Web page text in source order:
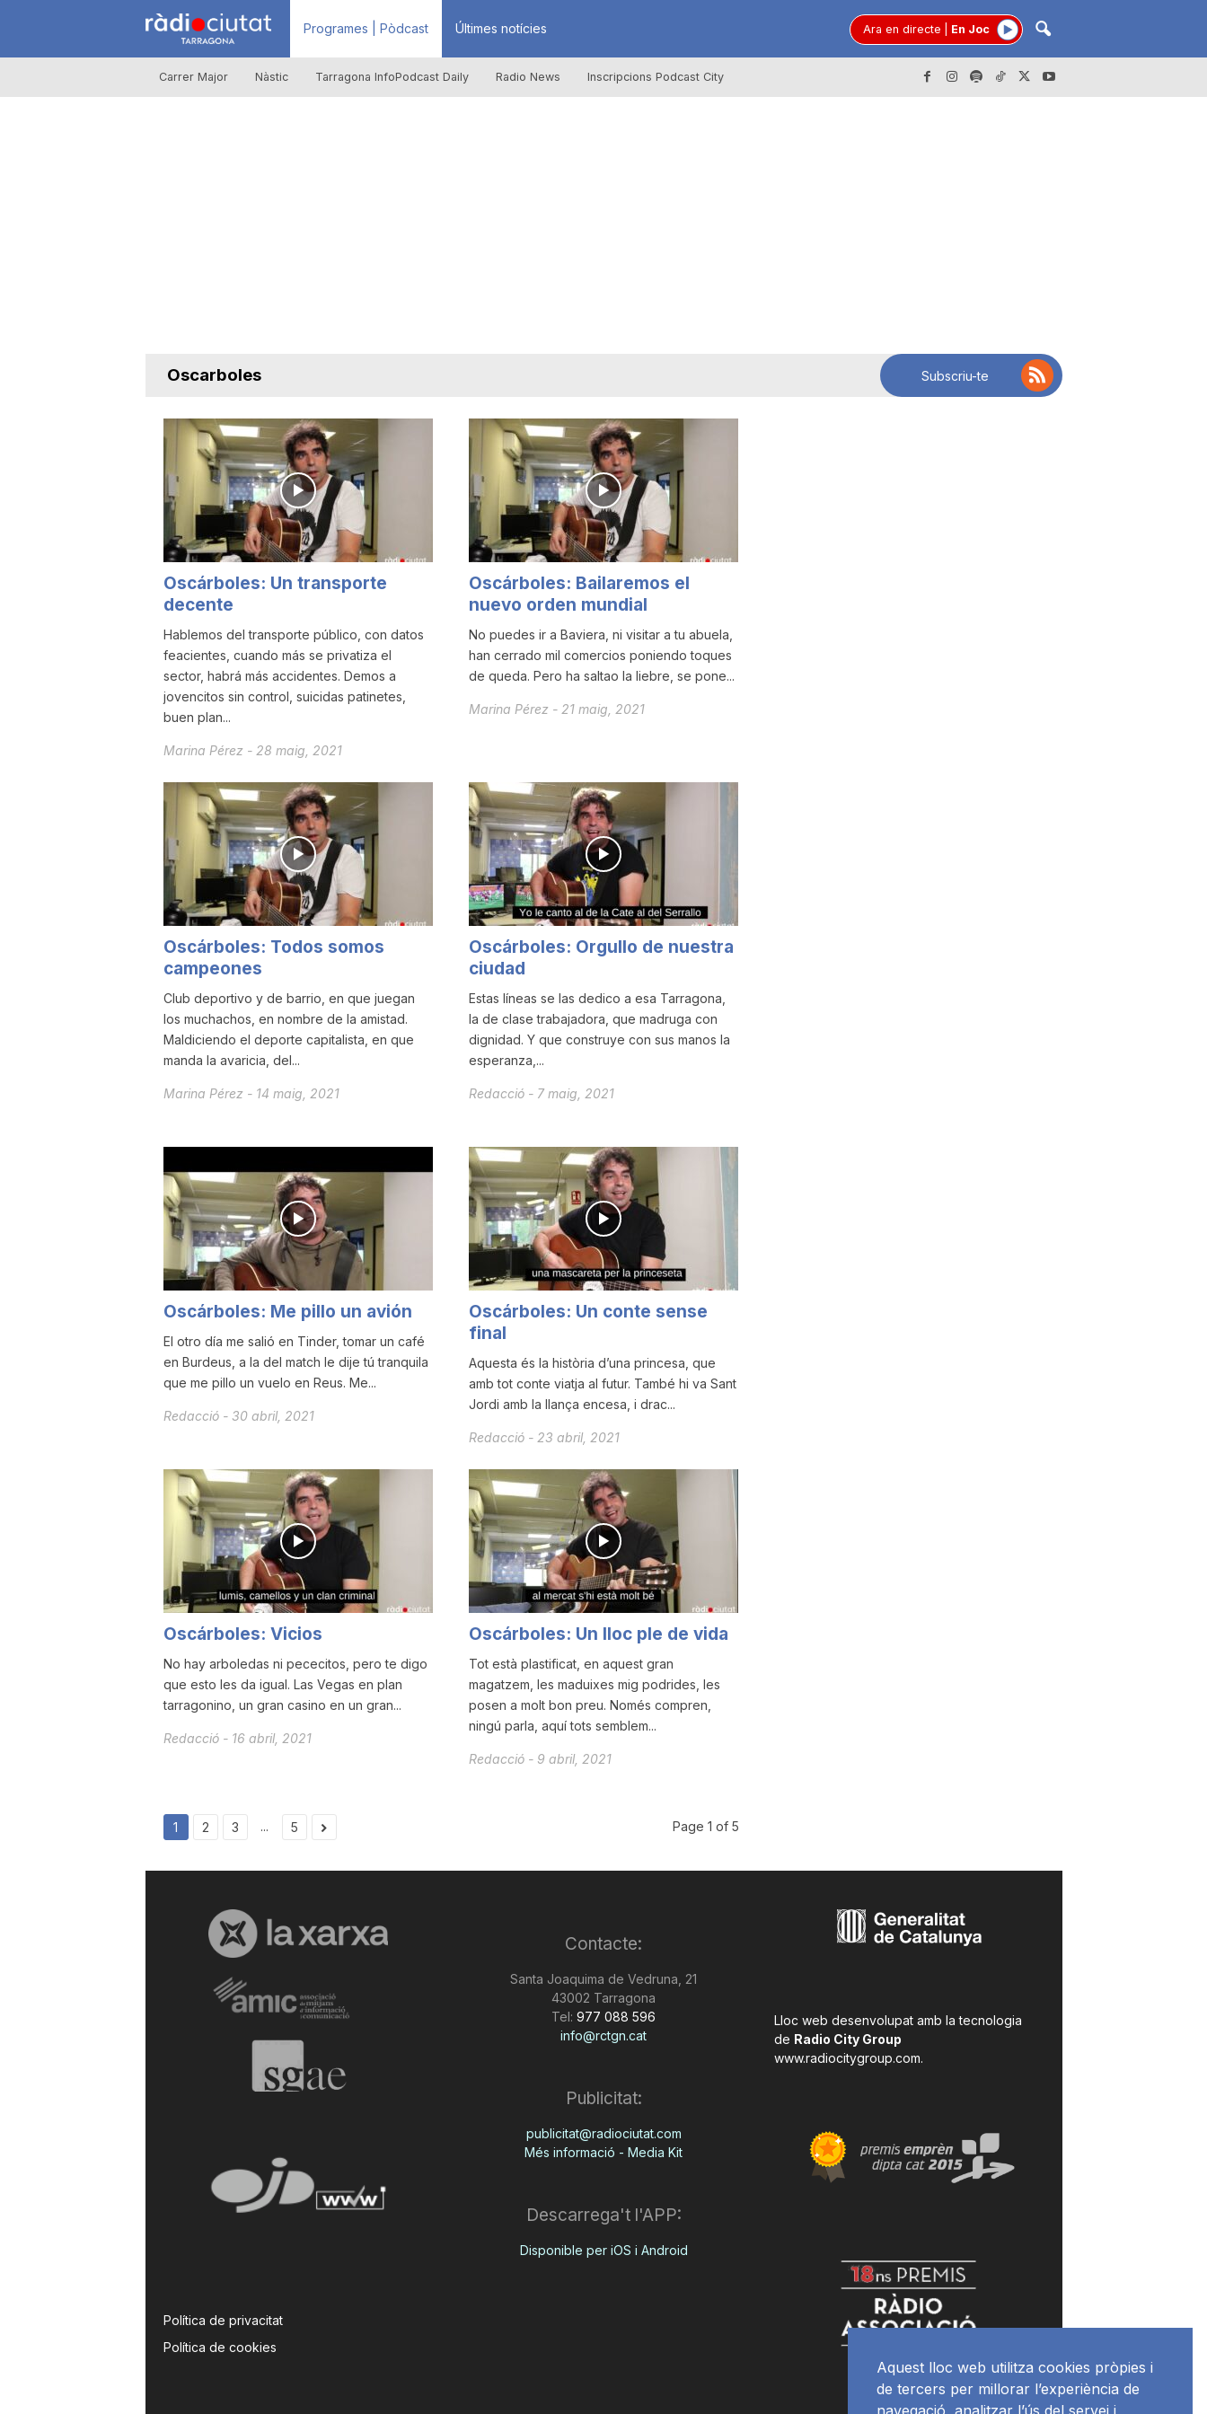
R
à
u
t
a
d
a
r
r
a
g
n
a
Programes | Pòdcast Últimes notícies Ara en directe En Joc
Carrer Major Nàstic Tarragona InfoPodcast Daily Radio News Inscripcions Podcast City
Oscarboles Subscriu-te
Oscárboles: Un transporte
decente
Hablemos del transporte público, con datos
feacientes, cuando más se privatiza el
sector, habrá más accidentes. Demos a
jovencitos sin control, suicidas patinetes,
buen plan...
Marina Pérez - 28 maig, 2021
Oscárboles: Bailaremos el
nuevo orden mundial
No puedes ir a Baviera, ni visitar a tu abuela,
han cerrado mil comercios poniendo toques
de queda. Pero ha saltao la liebre, se pone...
Marina Pérez - 21 maig, 2021
Oscárboles: Todos somos
campeones
Club deportivo y de barrio, en que juegan
los muchachos, en nombre de la amistad.
Maldiciendo el deporte capitalista, en que
manda la avaricia, del...
Marina Pérez - 14 maig, 2021
Oscárboles: Orgullo de nuestra
ciudad
Estas líneas se las dedico a esa Tarragona,
la de clase trabajadora, que madruga con
dignidad. Y que construye con sus manos la
esperanza,...
Redacció - 7 maig, 2021
Oscárboles: Me pillo un avión
El otro día me salió en Tinder, tomar un café
en Burdeus, a la del match le dije tú tranquila
que me pillo un vuelo en Reus. Me...
Redacció - 30 abril, 2021
Oscárboles: Un conte sense
final
Aquesta és la història d’una princesa, que
amb tot conte viatja al futur. També hi va Sant
Jordi amb la llança encesa, i drac...
Redacció - 23 abril, 2021
Oscárboles: Vicios
No hay arboledas ni pececitos, pero te digo
que esto les da igual. Las Vegas en plan
tarragonino, un gran casino en un gran...
Redacció - 16 abril, 2021
Oscárboles: Un lloc ple de vida
Tot està plastificat, en aquest gran
magatzem, les maduixes mig podrides, les
posen a molt bon preu. Només compren,
ningú parla, aquí tots semblem...
Redacció - 9 abril, 2021
1 2 3 ... 5 Page 1 of 5
Política de privacitat
Política de cookies
Contacte:
Santa Joaquima de Vedruna, 21
43002 Tarragona
Tel: 977 088 596
info@rctgn.cat
Publicitat:
publicitat@radiociutat.com
Més informació - Media Kit
Descarrega't l'APP:
Disponible per iOS i Android
Lloc web desenvolupat amb la tecnologia
de Radio City Group
www.radiocitygroup.com.
Aquest lloc web utilitza cookies pròpies i
de tercers per millorar l’experiència de